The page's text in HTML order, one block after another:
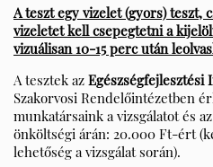
A teszt egy vizelet (gyors) teszt,
vizeletet kell csepegtetni a
vizuálisan 10-15 perc után
A tesztek az Egészségfejlesztési
Szakorvosi Rendelőintézetben
munkatársaink a vizsgálatot és
önköltségi árán: 20.000 Ft-ért
lehetőség a vizsgálat során).